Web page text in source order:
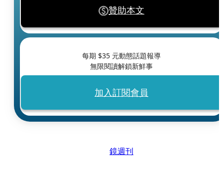
贊助本文
每期 $35 元動態話題報導
無限閱讀解鎖新鮮事
加入訂閱會員
鏡週刊